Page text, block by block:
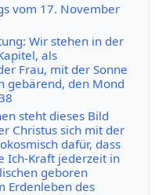
vom 17. November
Wir stehen in der
als
Frau, mit der Sonne
gebärend, den Mond
steht dieses Bild
Christus sich mit der
dafür, dass
Ich-Kraft jederzeit in
geboren
Erdenleben des